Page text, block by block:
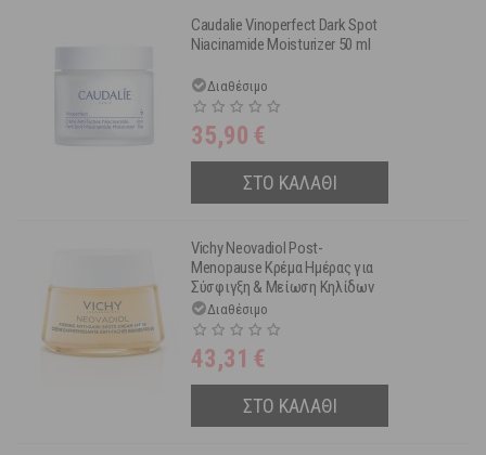
Caudalie Vinoperfect Dark Spot
Niacinamide Moisturizer 50 ml
Διαθέσιμο
35,90 €
ΣΤΟ ΚΑΛΑΘΙ
Vichy Neovadiol Post-
Menopause Κρέμα Ημέρας για
Σύσφιγξη & Μείωση Κηλίδων
Spf50 50 ml
Διαθέσιμο
43,31 €
ΣΤΟ ΚΑΛΑΘΙ